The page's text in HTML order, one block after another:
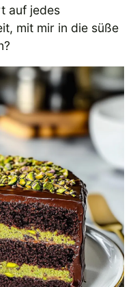
auf jedes
mit mir in die süße